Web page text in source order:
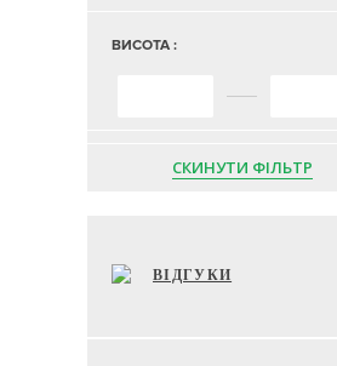
ВИСОТА :
СКИНУТИ ФІЛЬТР
ВІДГУКИ